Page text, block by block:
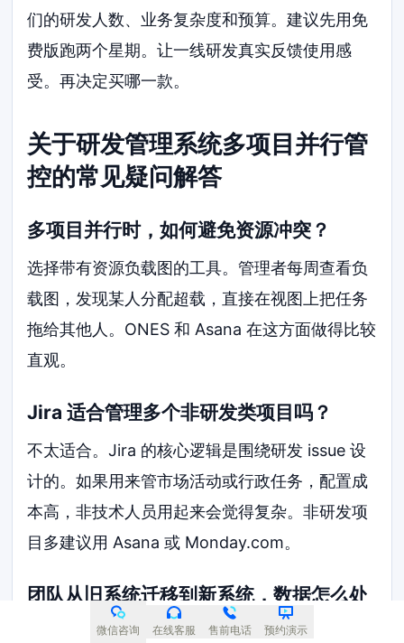
们的研发人数、业务复杂度和预算。建议先用免
费版跑两个星期。让一线研发真实反馈使用感
受。再决定买哪一款。
关于研发管理系统多项目并行管
控的常见疑问解答
多项目并行时，如何避免资源冲突？
选择带有资源负载图的工具。管理者每周查看负
载图，发现某人分配超载，直接在视图上把任务
拖给其他人。ONES 和 Asana 在这方面做得比较
直观。
Jira 适合管理多个非研发类项目吗？
不太适合。Jira 的核心逻辑是围绕研发 issue 设
计的。如果用来管市场活动或行政任务，配置成
本高，非技术人员用起来会觉得复杂。非研发项
目多建议用 Asana 或 Monday.com。
团队从旧系统迁移到新系统，数据怎么处
微信咨询 在线客服 售前电话 预约演示